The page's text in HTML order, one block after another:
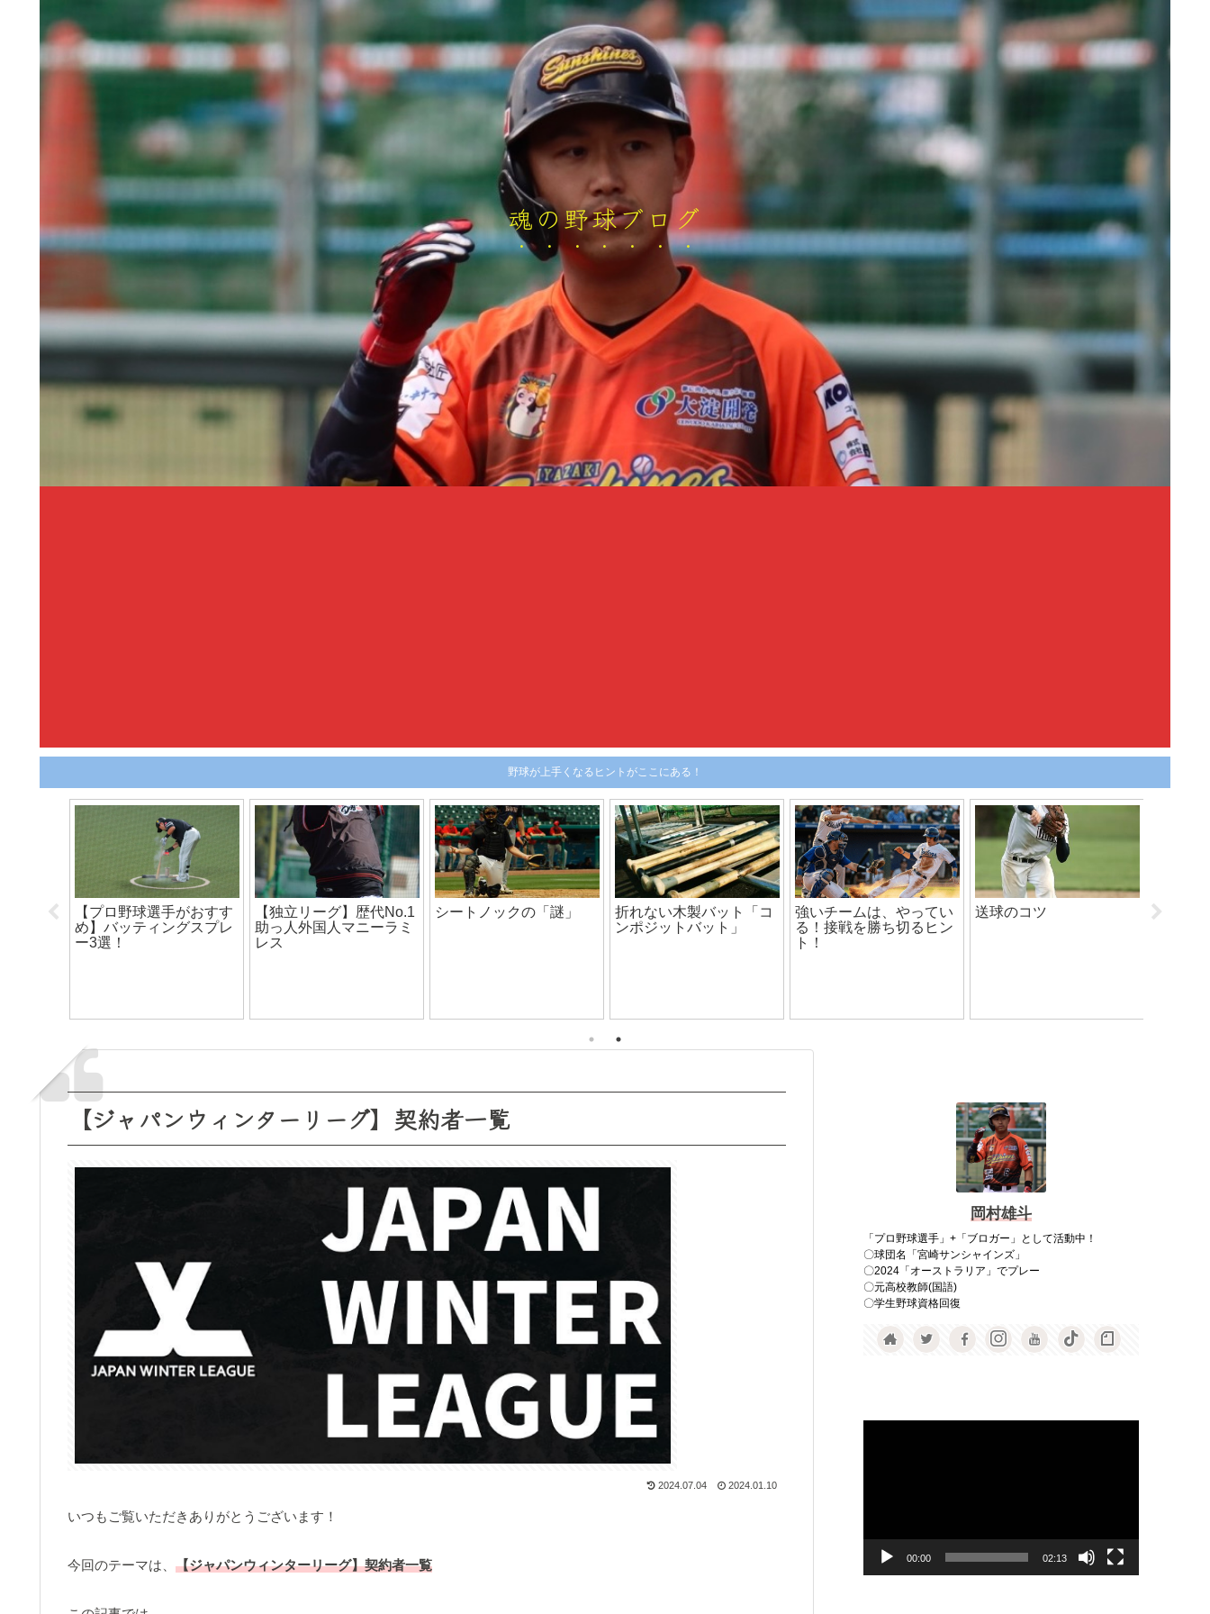
魂の野球ブログ
野球が上手くなるヒントがここにある！
攻守交代の時、全力疾走
する必要はあるのか？
【守備編】
【独立リーグ】どんどん
レベルが上がってい
る！？
し」来場予定！
リストバンドを付けるメ
リット3選！！
監督の根拠のない信頼=
選手の自信になる
【愛媛MP】横浜DeNA・
【プロ
【ジャパンウィンターリーグ】契約者一覧
2024.07.04 2024.01.10
いつもご覧いただきありがとうございます！
今回のテーマは、 【ジャパンウィンターリーグ】契約者一覧
岡村雄斗
「プロ野球選手」+「ブロガー」として活動中！
〇球団名「宮崎サンシャインズ」
〇2024「オーストラリア」でプレー
〇元高校教師(国語)
〇学生野球資格回復
ー
00:00 02:13